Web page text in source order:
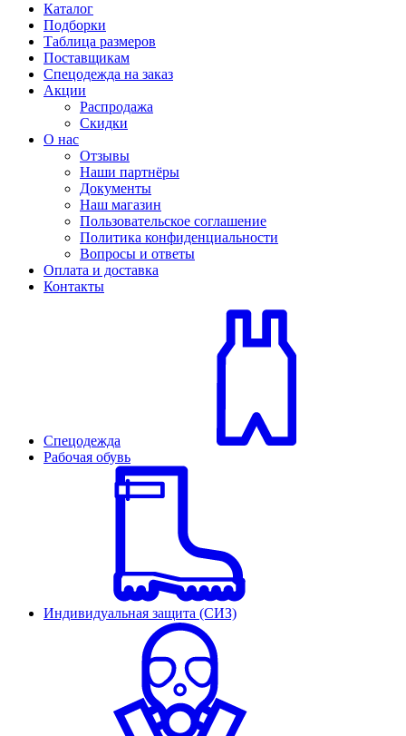
Каталог
Подборки
Таблица размеров
Поставщикам
Спецодежда на заказ
Акции
Распродажа
Скидки
О нас
Отзывы
Наши партнёры
Документы
Наш магазин
Пользовательское соглашение
Политика конфиденциальности
Вопросы и ответы
Оплата и доставка
Контакты
Спецодежда
Рабочая обувь
Индивидуальная защита (СИЗ)